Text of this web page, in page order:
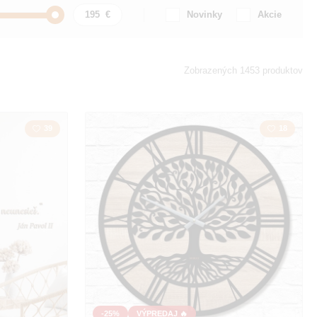
Novinky Akcie
Krajina
Láska
Mapa
Polygonal
Sovy
Hudba
Zobrazených 1453 produktov
-25% VÝPREDAJ 🔥